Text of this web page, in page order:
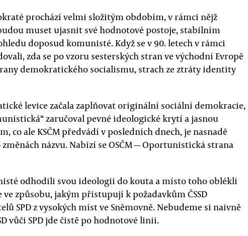
prochází velmi složitým obdobím, v rámci nějž
muset ujasnit své hodnotové postoje, stabilním
doposud komunisté. Když se v 90. letech v rámci
zda se po vzoru sesterských stran ve východní Evropě
demokratického socialismu, strach ze ztráty identity
levice začala zaplňovat originální sociální demokracie,
zaručoval pevné ideologické krytí a jasnou
co ale KSČM předvádí v posledních dnech, je nasnadě
názvu. Nabízí se OSČM — Oportunistická strana
odhodili svou ideologii do kouta a místo toho oblékli
způsobu, jakým přistupují k požadavkům ČSSD
SPD z vysokých míst ve Sněmovně. Nebudeme si naivně
vůči SPD jde čistě po hodnotové linii.